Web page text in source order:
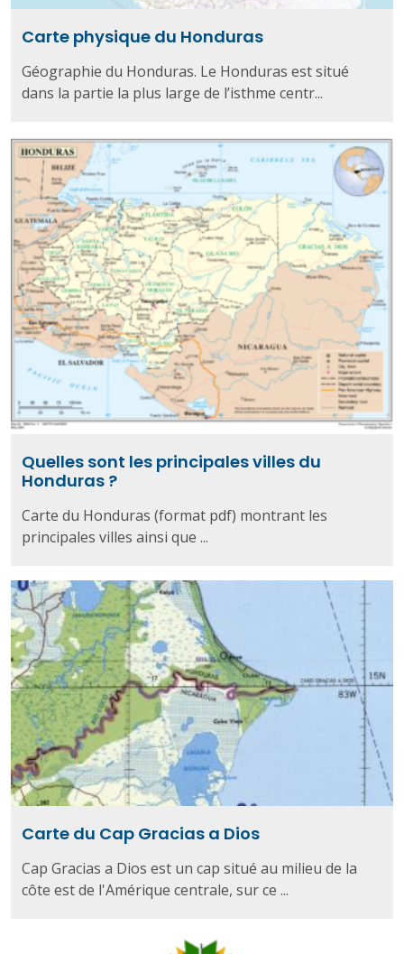
Carte physique du Honduras
Géographie du Honduras. Le Honduras est situé
dans la partie la plus large de l’isthme centr...
Quelles sont les principales villes du
Honduras ?
Carte du Honduras (format pdf) montrant les
principales villes ainsi que ...
Carte du Cap Gracias a Dios
Cap Gracias a Dios est un cap situé au milieu de la
côte est de l'Amérique centrale, sur ce ...